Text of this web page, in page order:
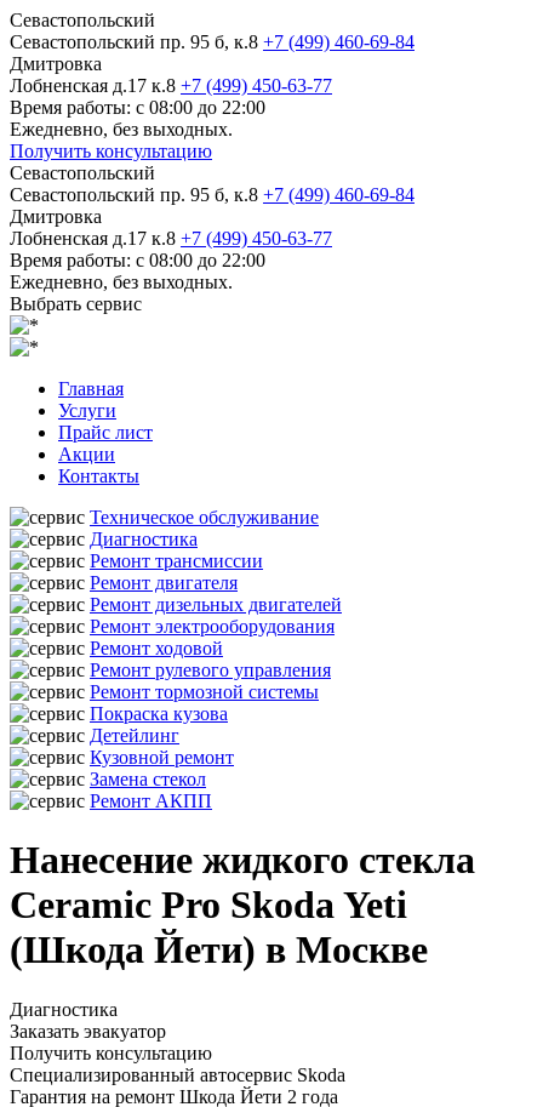
Севастопольский
Севастопольский пр. 95 б, к.8 +7 (499) 460-69-84
Дмитровка
Лобненская д.17 к.8 +7 (499) 450-63-77
Время работы: с 08:00 до 22:00
Ежедневно, без выходных.
Получить консультацию
Севастопольский
Севастопольский пр. 95 б, к.8 +7 (499) 460-69-84
Дмитровка
Лобненская д.17 к.8 +7 (499) 450-63-77
Время работы: с 08:00 до 22:00
Ежедневно, без выходных.
Выбрать сервис
Главная
Услуги
Прайс лист
Акции
Контакты
Техническое обслуживание
Диагностика
Ремонт трансмиссии
Ремонт двигателя
Ремонт дизельных двигателей
Ремонт электрооборудования
Ремонт ходовой
Ремонт рулевого управления
Ремонт тормозной системы
Покраска кузова
Детейлинг
Кузовной ремонт
Замена стекол
Ремонт АКПП
Нанесение жидкого стекла
Ceramic Pro Skoda Yeti
(Шкода Йети) в Москве
Диагностика
Заказать эвакуатор
Получить консультацию
Специализированный автосервис Skoda
Гарантия на ремонт Шкода Йети 2 года